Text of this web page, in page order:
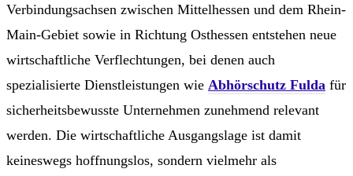
Verbindungsachsen zwischen Mittelhessen und dem Rhein-
Main-Gebiet sowie in Richtung Osthessen entstehen neue
wirtschaftliche Verflechtungen, bei denen auch
spezialisierte Dienstleistungen wie Abhörschutz Fulda für
sicherheitsbewusste Unternehmen zunehmend relevant
werden. Die wirtschaftliche Ausgangslage ist damit
keineswegs hoffnungslos, sondern vielmehr als